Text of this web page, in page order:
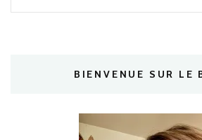
BIENVENUE SUR LE